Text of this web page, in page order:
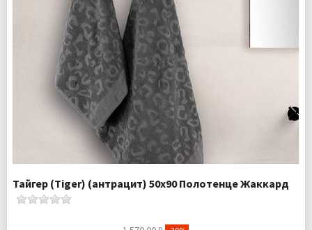
Тайгер (Tiger) (антрацит) 50х90 Полотенце Жаккард